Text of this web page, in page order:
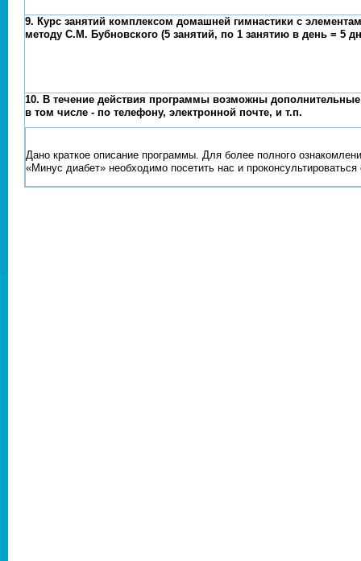
9. Курс занятий комплексом домашней гимнастики с
методу С.М. Бубновского (5 занятий, по 1 занятию в день = 5
10. В течение действия программы возможны дополнительные
в том числе - по телефону, электронной почте, и т.п.
Дано краткое описание программы. Для более полного
«Минус диабет» необходимо посетить нас и